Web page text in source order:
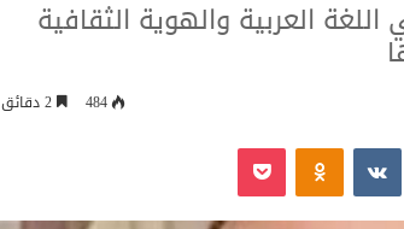
العربية والهوية الثقافية
484
Odnoklassniki
‫Pocket